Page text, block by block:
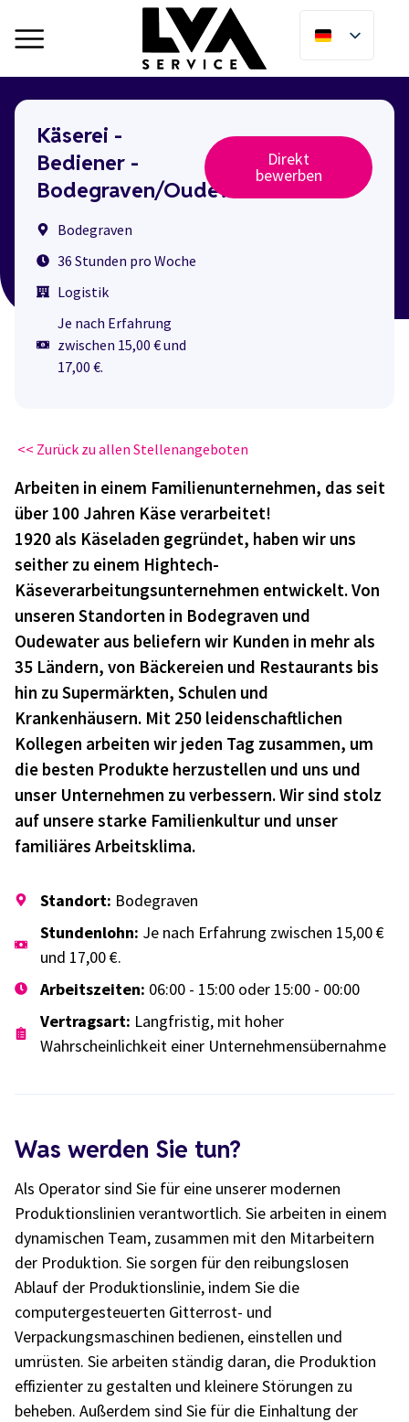
Käserei -
Bediener -
Bodegraven/Oudewater
Bodegraven
36 Stunden pro Woche
Logistik
Je nach Erfahrung
zwischen 15,00 € und
17,00 €.
Direkt
bewerben
<< Zurück zu allen Stellenangeboten
Arbeiten in einem Familienunternehmen, das seit
über 100 Jahren Käse verarbeitet!
1920 als Käseladen gegründet, haben wir uns
seither zu einem Hightech-
Käseverarbeitungsunternehmen entwickelt. Von
unseren Standorten in Bodegraven und
Oudewater aus beliefern wir Kunden in mehr als
35 Ländern, von Bäckereien und Restaurants bis
hin zu Supermärkten, Schulen und
Krankenhäusern. Mit 250 leidenschaftlichen
Kollegen arbeiten wir jeden Tag zusammen, um
die besten Produkte herzustellen und uns und
unser Unternehmen zu verbessern. Wir sind stolz
auf unsere starke Familienkultur und unser
familiäres Arbeitsklima.
Standort: Bodegraven
Stundenlohn: Je nach Erfahrung zwischen 15,00 €
und 17,00 €.
Arbeitszeiten: 06:00 - 15:00 oder 15:00 - 00:00
Vertragsart: Langfristig, mit hoher
Wahrscheinlichkeit einer Unternehmensübernahme
Was werden Sie tun?
Als Operator sind Sie für eine unserer modernen
Produktionslinien verantwortlich. Sie arbeiten in einem
dynamischen Team, zusammen mit den Mitarbeitern
der Produktion. Sie sorgen für den reibungslosen
Ablauf der Produktionslinie, indem Sie die
computergesteuerten Gitterrost- und
Verpackungsmaschinen bedienen, einstellen und
umrüsten. Sie arbeiten ständig daran, die Produktion
effizienter zu gestalten und kleinere Störungen zu
beheben. Außerdem sind Sie für die Einhaltung der